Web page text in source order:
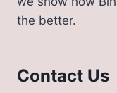
जानिए
the better.
Contact Us